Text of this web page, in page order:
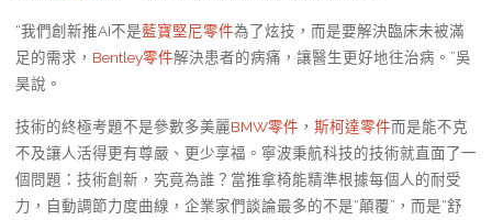
“我們創新推AI不是藍寶堅尼零件為了炫技，而是要解決臨床未被滿
足的需求， Bentley零件解決患者的病痛，讓醫生更好地往治病。”吳
昊說。
技術的終極考題不是參數多美麗BMW零件 ， 斯柯達零件而是能不克
不及讓人活得更有尊嚴、更少享福。寧波秉航科技的技術就直面了一
個問題：技術創新，究竟為誰？當推拿椅能精準根據每個人的耐受
力，自動調節力度曲線，企業家們談論最多的不是“顛覆”，而是“舒